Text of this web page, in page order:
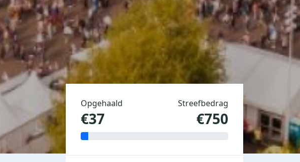
Opgehaald
€37
Streefbedrag
€750